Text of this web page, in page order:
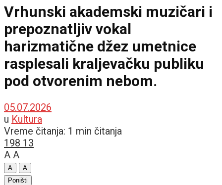
Vrhunski akademski muzičari i
prepoznatljiv vokal
harizmatične džez umetnice
rasplesali kraljevačku publiku
pod otvorenim nebom.
05.07.2026
u Kultura
Vreme čitanja: 1 min čitanja
198 13
A A
A
A
Poništi